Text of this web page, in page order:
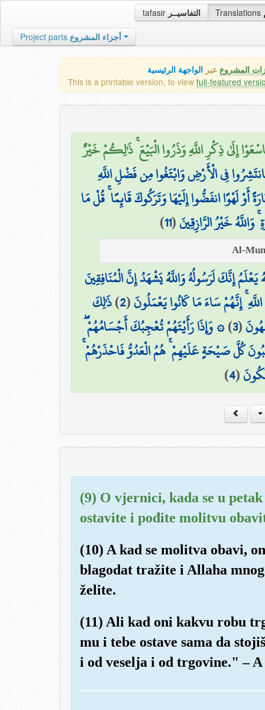
tafasir التفاسيــر Translations
Project parts أجزاء المشروع
المشروع عبر الواجهة الرئيسية
This is a printable version, to view full-featured
إِلَىٰ ذِكْرِ اللَّهِ وَذَرُوا الْبَيْعَ ۚ ذَٰلِكُمْ خَيْرٌ
فِي الْأَرْضِ وَابْتَغُوا مِن فَضْلِ اللَّهِ
أَوْ لَهْوًا انفَضُّوا إِلَيْهَا وَتَرَكُوكَ قَائِمًا ۚ قُلْ مَا
خَيْرُ الرَّازِقِينَ(
11
)
إِنَّكَ لَرَسُولُهُ وَاللَّهُ يَشْهَدُ إِنَّ الْمُنَافِقِينَ
إِنَّهُمْ سَاءَ مَا كَانُوا يَعْمَلُونَ(
2
)ذَٰلِكَ
(
3
)۞ وَإِذَا رَأَيْتَهُمْ تُعْجِبُكَ أَجْسَامُهُمْ ۖ
كُلَّ صَيْحَةٍ عَلَيْهِمْ ۚ هُمُ الْعَدُوُّ فَاحْذَرْهُمْ
(
4
)
(9) O vjernici, kada se u
ostavite i pođite molitvu
(10) A kad se molitva obavi,
blagodat tražite i Allaha
želite.
(11) Ali kad oni kakvu robu
mu i tebe ostave sama da
i od veselja i od trgovine." –